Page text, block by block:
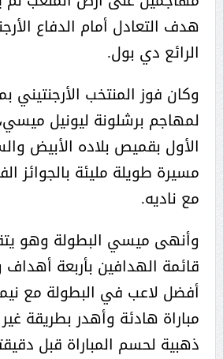
هدف التعادل أمام الدفاع
الرائع دي بول.
وكان فوز المنتخب الأرجنتيني
لمهاجم برشلونة ليونيل
الأول بقميص بلاده الأبيض
مسيرة طويلة مليئة بالجوائز
مع ناديه.
وأنهى ميسي البطولة وهو
قائمة الهدافين بأربعة
أفضل لاعب في البطولة مع
مباراة هادئة وأهدر بطريقة
ذهبية لحسم المباراة قبل